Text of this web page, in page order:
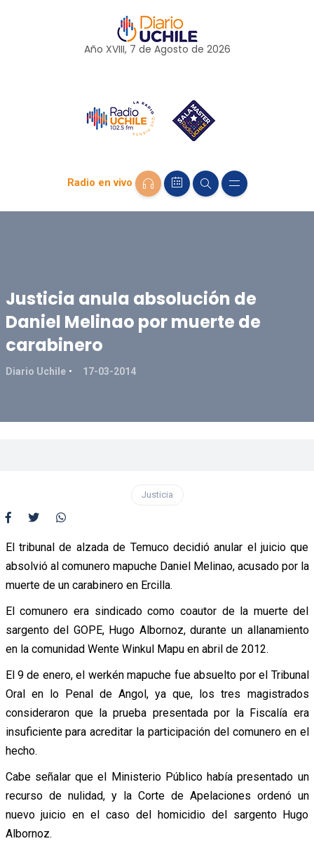
Año XVIII, 7 de Agosto de 2026
Radio en vivo
Justicia anula absolución de
Daniel Melinao por muerte de
carabinero
Diario Uchile 17-03-2014
Justicia
El tribunal de alzada de Temuco decidió anular el juicio que
absolvió al comunero mapuche Daniel Melinao, acusado por la
muerte de un carabinero en Ercilla.
El comunero era sindicado como coautor de la muerte del
sargento del GOPE, Hugo Albornoz, durante un allanamiento
en la comunidad Wente Winkul Mapu en abril de 2012.
El 9 de enero, el werkén mapuche fue absuelto por el Tribunal
Oral en lo Penal de Angol, ya que, los tres magistrados
consideraron que la prueba presentada por la Fiscalía era
insuficiente para acreditar la participación del comunero en el
hecho.
Cabe señalar que el Ministerio Público había presentado un
recurso de nulidad, y la Corte de Apelaciones ordenó un
nuevo juicio en el caso del homicidio del sargento Hugo
Albornoz.